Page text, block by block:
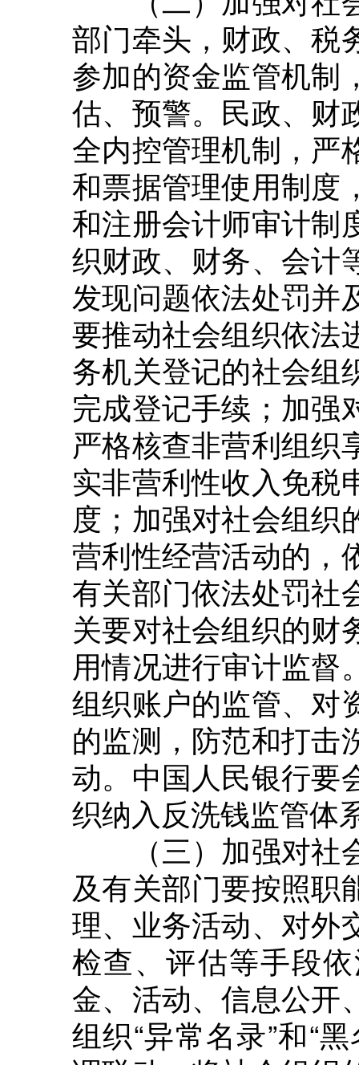
部门牵头，财政、税
参加的资金监管机制
估、预警。民政、财
全内控管理机制，严
和票据管理使用制度
和注册会计师审计制
织财政、财务、会计
发现问题依法处罚并
要推动社会组织依法
务机关登记的社会组
完成登记手续；加强
严格核查非营利组织
实非营利性收入免税
度；加强对社会组织
营利性经营活动的，
有关部门依法处罚社
关要对社会组织的财
用情况进行审计监督
组织账户的监管、对
的监测，防范和打击
动。中国人民银行要
织纳入反洗钱监管体
（三）加强对社
及有关部门要按照职
理、业务活动、对外
检查、评估等手段
金、活动、信息公开
组织“异常名录”和“